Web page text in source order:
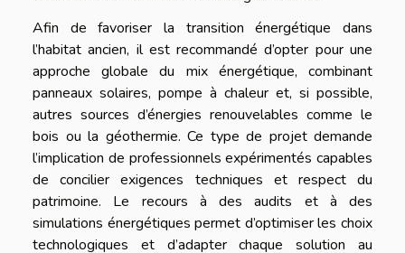
Afin de favoriser la transition énergétique dans
l’habitat ancien, il est recommandé d’opter pour une
approche globale du mix énergétique, combinant
panneaux solaires, pompe à chaleur et, si possible,
autres sources d’énergies renouvelables comme le
bois ou la géothermie. Ce type de projet demande
l’implication de professionnels expérimentés capables
de concilier exigences techniques et respect du
patrimoine. Le recours à des audits et à des
simulations énergétiques permet d’optimiser les choix
technologiques et d’adapter chaque solution au